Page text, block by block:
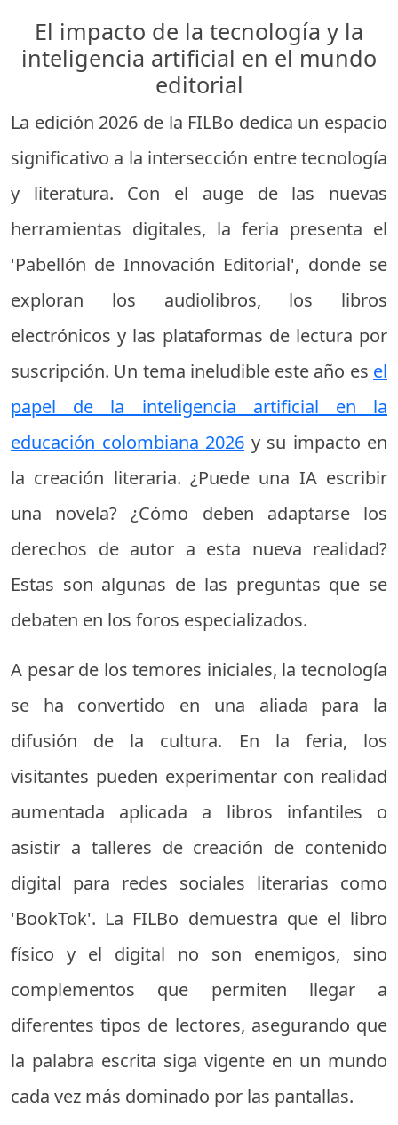
El impacto de la tecnología y la
inteligencia artificial en el mundo
editorial
La edición 2026 de la FILBo dedica un espacio
significativo a la intersección entre tecnología
y literatura. Con el auge de las nuevas
herramientas digitales, la feria presenta el
'Pabellón de Innovación Editorial', donde se
exploran los audiolibros, los libros
electrónicos y las plataformas de lectura por
suscripción. Un tema ineludible este año es el
papel de la inteligencia artificial en la
educación colombiana 2026 y su impacto en
la creación literaria. ¿Puede una IA escribir
una novela? ¿Cómo deben adaptarse los
derechos de autor a esta nueva realidad?
Estas son algunas de las preguntas que se
debaten en los foros especializados.
A pesar de los temores iniciales, la tecnología
se ha convertido en una aliada para la
difusión de la cultura. En la feria, los
visitantes pueden experimentar con realidad
aumentada aplicada a libros infantiles o
asistir a talleres de creación de contenido
digital para redes sociales literarias como
'BookTok'. La FILBo demuestra que el libro
físico y el digital no son enemigos, sino
complementos que permiten llegar a
diferentes tipos de lectores, asegurando que
la palabra escrita siga vigente en un mundo
cada vez más dominado por las pantallas.